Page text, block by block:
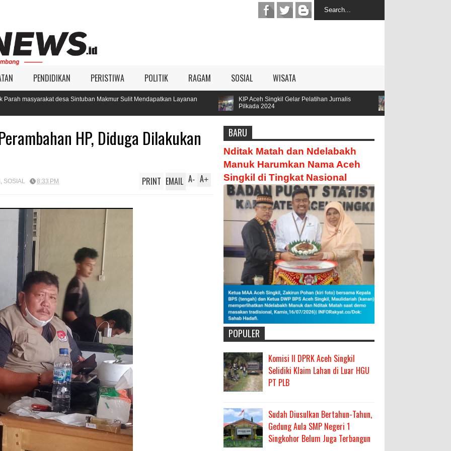
PENDIDIKAN PERISTIWA POLITIK RAGAM SOSIAL WISATA
Makmur Sulit Mendapatkan Layanan
KIP Aceh Singkil Gelar Pelatihan Jurnalis
Parengge Rengge Mendatangi Kediamana
HP, Diduga Dilakukan
, SOSIAL 8:33 PM A+
A-
PRINT EMAIL
BARU
Nditak Matah dan Ndelabakh
Manuk Harumkan Nama Aceh
Singkil di Tingkat Nasional
POPULER
Komisi II DPRK Aceh Singkil
Selidiki Klaim Lahan di Luar HGU
PT PLB
Sudah Diusulkan Bertahun-Tahun,
Gedung Aula SMP Negeri 1
Singkohor Belum Juga Terbangun